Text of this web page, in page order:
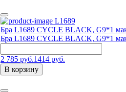
L1689
Бра L1689 CYCLE BLACK, G9*1
Бра L1689 CYCLE BLACK, G9*1
2 785 руб.1414 руб.
В корзину